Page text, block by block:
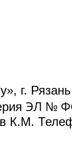
г.
ЭЛ №
К.М.